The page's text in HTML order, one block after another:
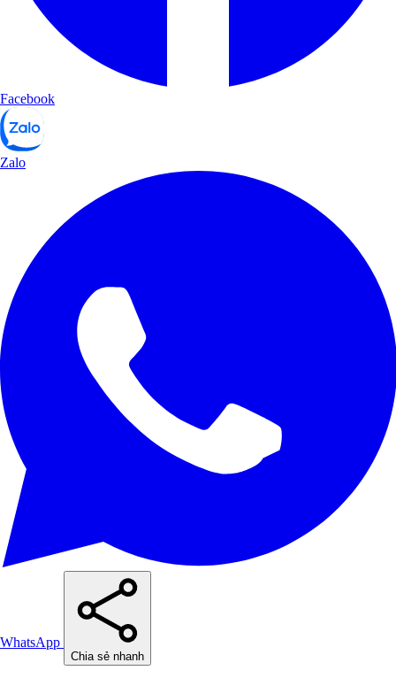
Facebook
Zalo
WhatsApp
Chia sẻ nhanh